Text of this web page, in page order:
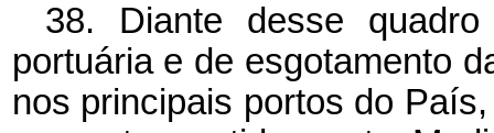
38. Diante desse
portuária e de esgotamento
nos principais portos do